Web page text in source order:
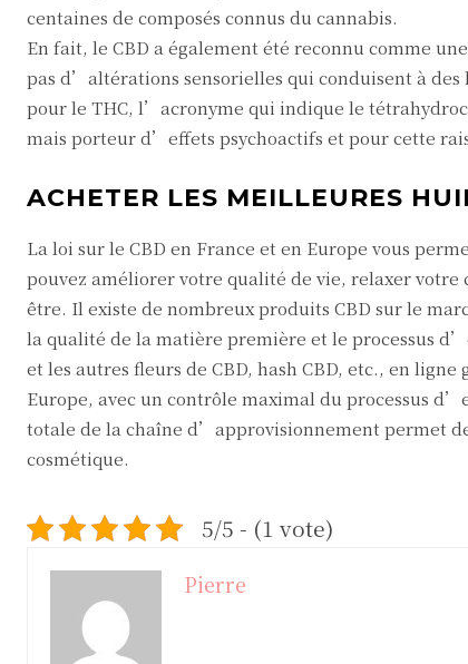
centaines de composés connus du cannabis.
En fait, le CBD a également été reconnu comme
pas d’altérations sensorielles qui conduisent à
pour le THC, l’acronyme qui indique le
mais porteur d’effets psychoactifs et pour cette
ACHETER LES MEILLEURES
La loi sur le CBD en France et en Europe vous
pouvez améliorer votre qualité de vie, relaxer
être. Il existe de nombreux produits CBD sur le
la qualité de la matière première et le processus
et les autres fleurs de CBD, hash CBD, etc., en
Europe, avec un contrôle maximal du processus
totale de la chaîne d’approvisionnement permet
cosmétique.
5/5 - (1 vote)
Pierre